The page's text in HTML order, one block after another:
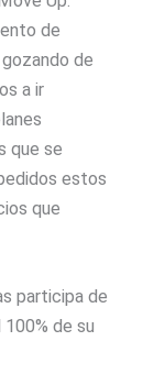
de
de
a ir
que se
estos
que
participa de
de su